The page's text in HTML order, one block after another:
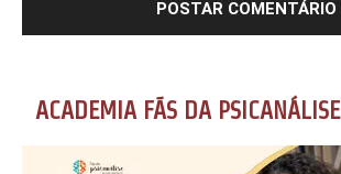
ACADEMIA FÃS DA PSICANÁLISE